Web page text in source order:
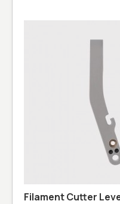
Filament Cutter